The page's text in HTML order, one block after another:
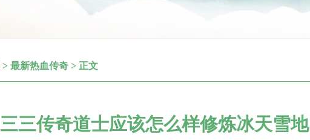
> 最新热血传奇 > 正文
三三传奇道士应该怎么样修炼冰天雪地